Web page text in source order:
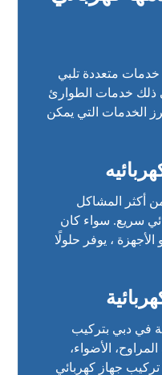
متعددة تلبي
ذلك خدمات الطوارئ
الخدمات التي يمكن
أكثر المشاكل
سريع. سواء كان
، يوفر حلولًا
في دبي بتركيب
الأضواء،
جهاز كهربائي